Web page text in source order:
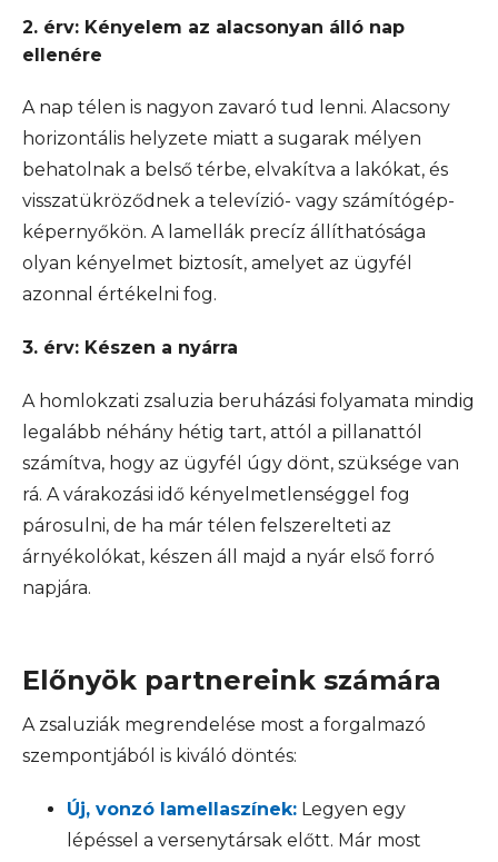
2. érv: Kényelem az alacsonyan álló nap
ellenére
A nap télen is nagyon zavaró tud lenni. Alacsony
horizontális helyzete miatt a sugarak mélyen
behatolnak a belső térbe, elvakítva a lakókat, és
visszatükröződnek a televízió- vagy számítógép-
képernyőkön. A lamellák precíz állíthatósága
olyan kényelmet biztosít, amelyet az ügyfél
azonnal értékelni fog.
3. érv: Készen a nyárra
A homlokzati zsaluzia beruházási folyamata mindig
legalább néhány hétig tart, attól a pillanattól
számítva, hogy az ügyfél úgy dönt, szüksége van
rá. A várakozási idő kényelmetlenséggel fog
párosulni, de ha már télen felszerelteti az
árnyékolókat, készen áll majd a nyár első forró
napjára.
Előnyök partnereink számára
A zsaluziák megrendelése most a forgalmazó
szempontjából is kiváló döntés:
Új, vonzó lamellaszínek: Legyen egy
lépéssel a versenytársak előtt. Már most